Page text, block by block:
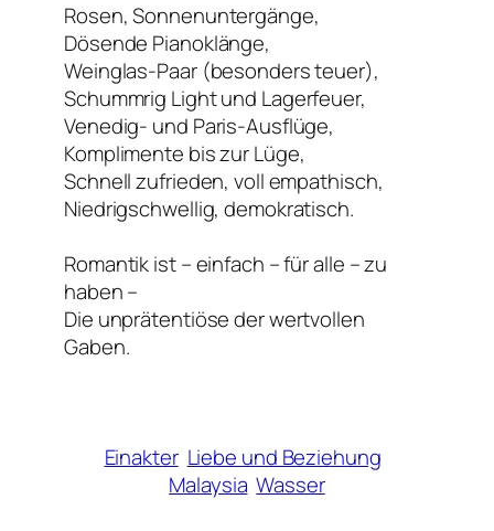
Rosen, Sonnenuntergänge,
Dösende Pianoklänge,
Weinglas-Paar (besonders teuer),
Schummrig Light und Lagerfeuer,
Venedig- und Paris-Ausflüge,
Komplimente bis zur Lüge,
Schnell zufrieden, voll empathisch,
Niedrigschwellig, demokratisch.
Romantik ist – einfach – für alle – zu
haben –
Die unprätentiöse der wertvollen
Gaben.
Einakter Liebe und Beziehung
Malaysia Wasser